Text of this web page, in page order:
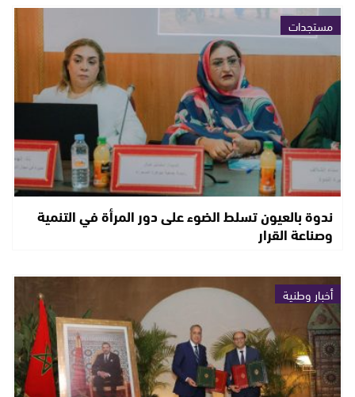
مستجدات
ندوة بالعيون تسلط الضوء على دور المرأة في التنمية
وصناعة القرار
أخبار وطنية